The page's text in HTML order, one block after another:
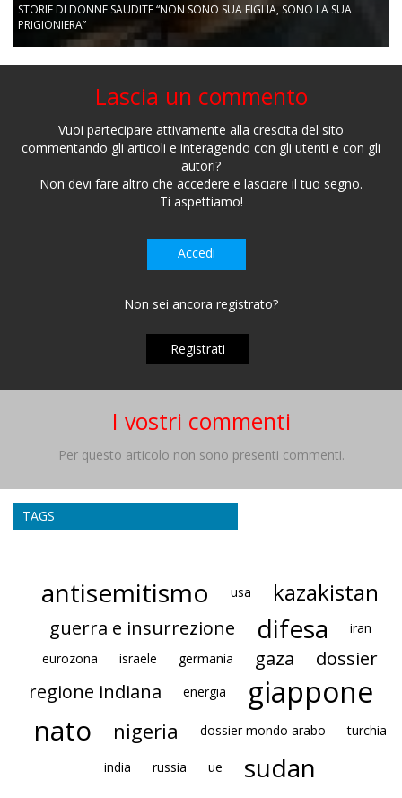
STORIE DI DONNE SAUDITE “NON SONO SUA FIGLIA, SONO LA SUA
PRIGIONIERA”
Lascia un commento
Vuoi partecipare attivamente alla crescita del sito
commentando gli articoli e interagendo con gli utenti e con gli
autori?
Non devi fare altro che accedere e lasciare il tuo segno.
Ti aspettiamo!
Accedi
Non sei ancora registrato?
Registrati
I vostri commenti
Per questo articolo non sono presenti commenti.
TAGS
antisemitismo usa kazakistan
guerra e insurrezione difesa
iran
eurozona
israele germania gaza
dossier
regione indiana
energia giappone
nato nigeria dossier mondo arabo turchia
india russia ue sudan